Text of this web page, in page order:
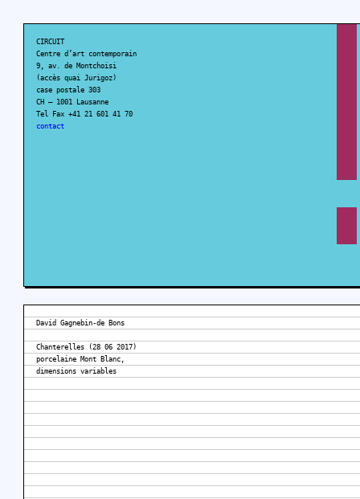
CIRCUIT
Centre d’art contemporain
9, av. de Montchoisi
(accès quai Jurigoz)
case postale 303
CH – 1001 Lausanne
Tel Fax +41 21 601 41 70
contact
David Gagnebin-de Bons
Chanterelles (28 06 2017)
porcelaine Mont Blanc,
dimensions variables